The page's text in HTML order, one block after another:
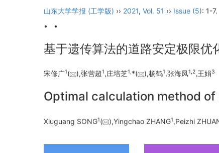
山东大学学报 (工学版) ›› 2021, Vol. 51 ›› Issue (5): 1-7.
• •
基于遗传算法的道路安定极限优
宋修广1( ),张营超1,庄培芝1,*( ),杨鹤1,张海凤1,2,王娟3
Optimal calculation method
Xiuguang SONG1( ),Yingchao ZHANG1,Peizhi